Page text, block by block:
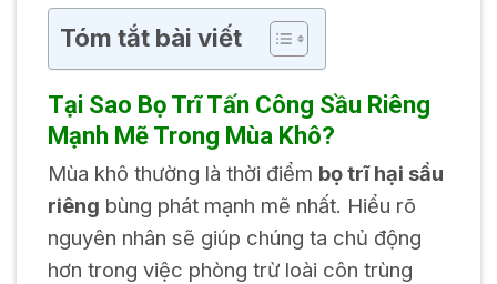
Tóm tắt bài viết
Tại Sao Bọ Trĩ Tấn Công Sầu Riêng
Mạnh Mẽ Trong Mùa Khô?
Mùa khô thường là thời điểm bọ trĩ hại sầu
riêng bùng phát mạnh mẽ nhất. Hiểu rõ
nguyên nhân sẽ giúp chúng ta chủ động
hơn trong việc phòng trừ loài côn trùng